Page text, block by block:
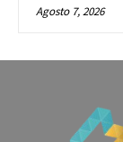
Agosto 7, 2026